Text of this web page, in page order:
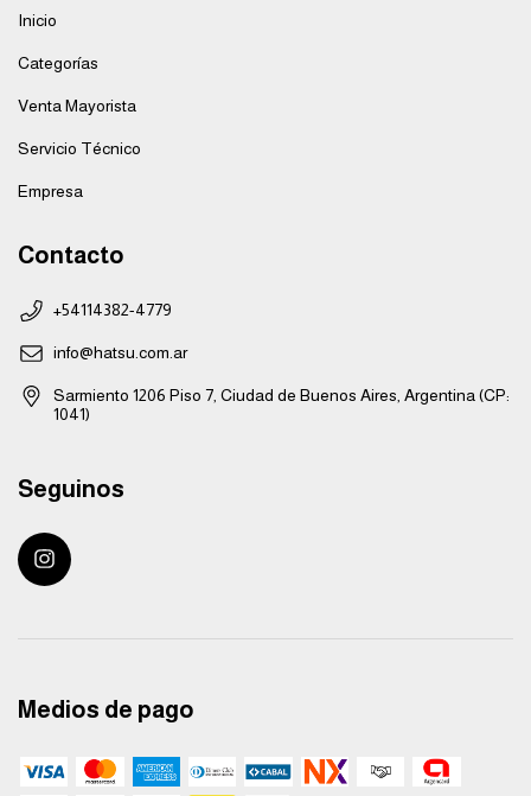
Inicio
Categorías
Venta Mayorista
Servicio Técnico
Empresa
Contacto
+54114382-4779
info@hatsu.com.ar
Sarmiento 1206 Piso 7, Ciudad de Buenos Aires, Argentina (CP:
1041)
Seguinos
Medios de pago